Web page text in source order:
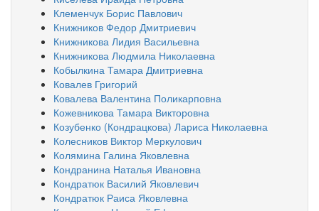
Клеменчук Борис Павлович
Книжников Федор Дмитриевич
Книжникова Лидия Васильевна
Книжникова Людмила Николаевна
Кобылкина Тамара Дмитриевна
Ковалев Григорий
Ковалева Валентина Поликарповна
Кожевникова Тамара Викторовна
Козубенко (Кондрацкова) Лариса Николаевна
Колесников Виктор Меркулович
Колямина Галина Яковлевна
Кондранина Наталья Ивановна
Кондратюк Василий Яковлевич
Кондратюк Раиса Яковлевна